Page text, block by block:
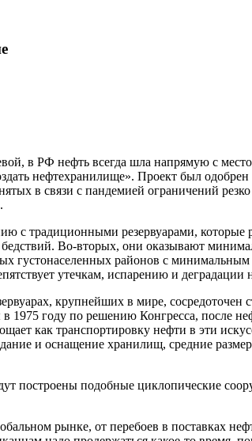
в РФ нефть всегда шла напрямую с
нефтехранилище». Проект был
в связи с пандемией ограничений
с традиционными резервуарами, которые
Во-вторых, они оказывают
районов с
утечкам, испарению и деградации
крупнейших в мире, сосредоточен
году по решению Конгресса, после
как транспортировку нефти в эти
и оснащение хранилищ, средние
построены подобные циклопические
рынке, от перебоев в поставках